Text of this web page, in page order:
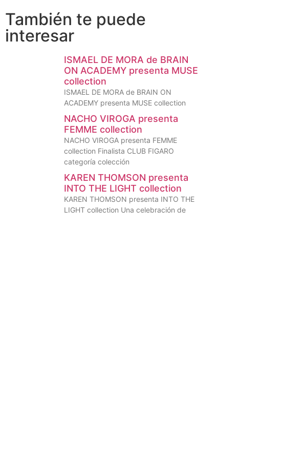
También te puede
interesar
ISMAEL DE MORA de BRAIN
ON ACADEMY presenta MUSE
collection
ISMAEL DE MORA de BRAIN ON
ACADEMY presenta MUSE collection
NACHO VIROGA presenta
FEMME collection
NACHO VIROGA presenta FEMME
collection Finalista CLUB FIGARO
categoría colección
KAREN THOMSON presenta
INTO THE LIGHT collection
KAREN THOMSON presenta INTO THE
LIGHT collection Una celebración de